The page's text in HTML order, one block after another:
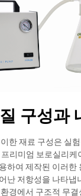
구성과
한 재료 구성은 실
리미엄 보로실리케
하여 제작된 이러한
난 저항성을 나타냅
경에서 구조적 무